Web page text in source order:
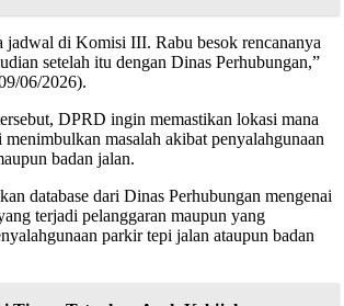
jadwal di Komisi III. Rabu besok rencananya
setelah itu dengan Dinas Perhubungan,”
06/2026).
DPRD ingin memastikan lokasi mana
menimbulkan masalah akibat penyalahgunaan
badan jalan.
database dari Dinas Perhubungan mengenai
terjadi pelanggaran maupun yang
parkir tepi jalan ataupun badan